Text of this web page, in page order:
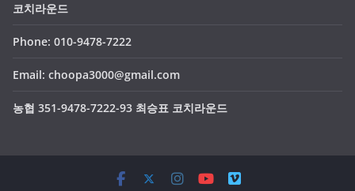
코치라운드
Phone: 010-9478-7222
Email: choopa3000@gmail.com
농협 351-9478-7222-93 최승표 코치라운드